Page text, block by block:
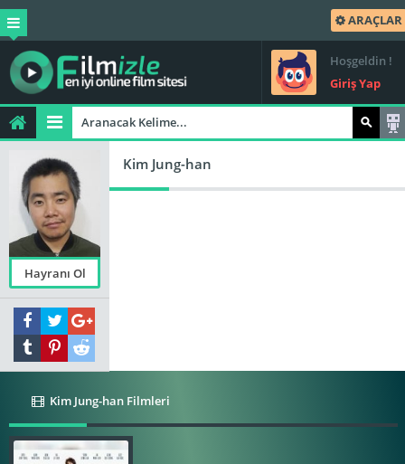
ARAÇLAR
Hoşgeldin !
Giriş Yap
Hayranı Ol
Kim Jung-han
Kim Jung-han Filmleri